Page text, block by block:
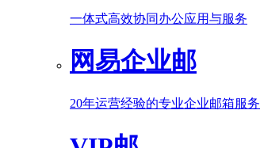
一体式高效协同办公应用与服务
网易企业邮
20年运营经验的专业企业邮箱服务